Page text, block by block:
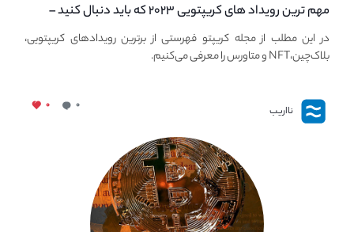
مهم ترین رویداد های کریپتویی ۲۰۲۳ که باید دنبال کنید –
معرفی بهترین رویداد های جهانی
در این مطلب از مجله کریپتو فهرستی از برترین رویدادهای کریپتویی،
بلاک‌چین،NFT و متاورس را معرفی می‌کنیم.
نااریب ۰ ۰